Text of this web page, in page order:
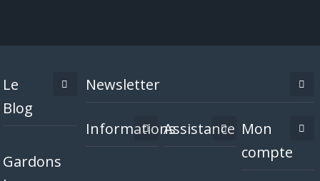
Le
Blog
Gardons
Newsletter
InformationsAssistance Mon
compte